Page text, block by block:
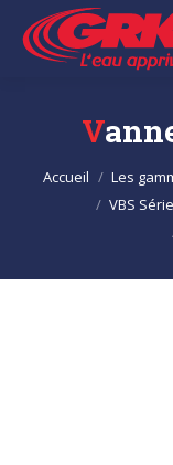
Vous êtes ici :
Accueil Les
VBS